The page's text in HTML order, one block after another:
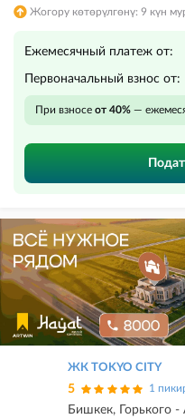
Жогору көтөрүлгөнү: 9 күн
Ежемесячный платеж от:
Первоначальный взнос от:
При взносе от 40% —
ЖК TOKYO CITY
5 1
Бишкек, Горького -